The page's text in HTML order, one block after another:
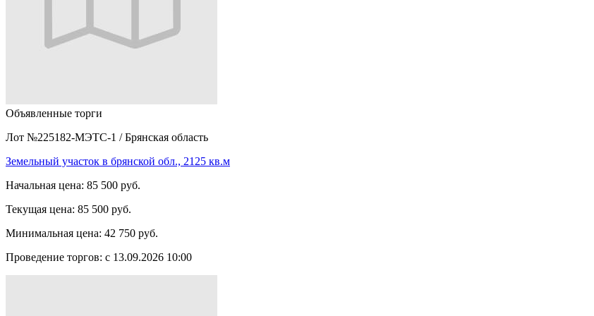
Объявленные торги
Лот №225182-МЭТС-1 / Брянская область
Земельный участок в брянской обл., 2125 кв.м
Начальная цена: 85 500 руб.
Текущая цена: 85 500 руб.
Минимальная цена: 42 750 руб.
Проведение торгов: с 13.09.2026 10:00